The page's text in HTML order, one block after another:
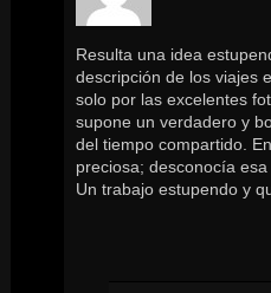
Resulta una idea
descripción de los viajes
solo por las excelentes
supone un verdadero y
del tiempo compartido.
preciosa; desconocía esa
Un trabajo estupendo y